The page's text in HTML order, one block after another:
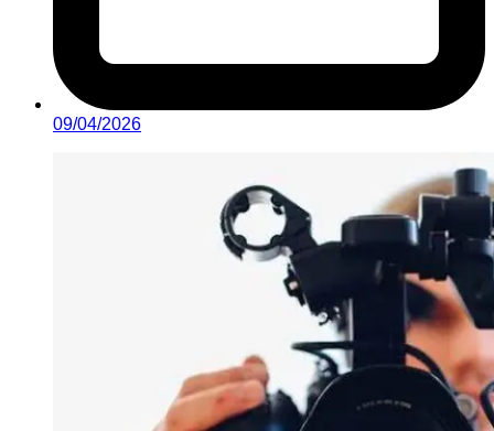
09/04/2026